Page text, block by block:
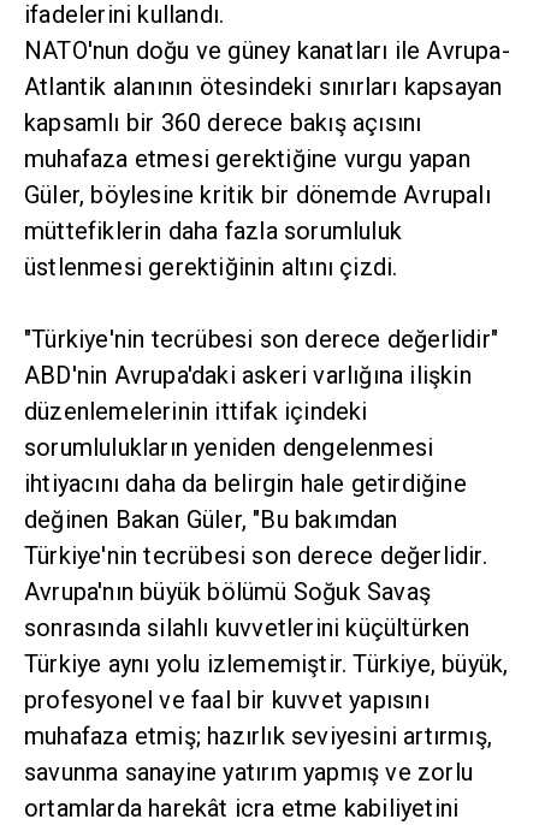
ifadelerini kullandı.
NATO'nun doğu ve güney kanatları ile Avrupa-
Atlantik alanının ötesindeki sınırları kapsayan
kapsamlı bir 360 derece bakış açısını
muhafaza etmesi gerektiğine vurgu yapan
Güler, böylesine kritik bir dönemde Avrupalı
müttefiklerin daha fazla sorumluluk
üstlenmesi gerektiğinin altını çizdi.
"Türkiye'nin tecrübesi son derece değerlidir"
ABD'nin Avrupa'daki askeri varlığına ilişkin
düzenlemelerinin ittifak içindeki
sorumlulukların yeniden dengelenmesi
ihtiyacını daha da belirgin hale getirdiğine
değinen Bakan Güler, "Bu bakımdan
Türkiye'nin tecrübesi son derece değerlidir.
Avrupa'nın büyük bölümü Soğuk Savaş
sonrasında silahlı kuvvetlerini küçültürken
Türkiye aynı yolu izlememiştir. Türkiye, büyük,
profesyonel ve faal bir kuvvet yapısını
muhafaza etmiş; hazırlık seviyesini artırmış,
savunma sanayine yatırım yapmış ve zorlu
ortamlarda harekât icra etme kabiliyetini